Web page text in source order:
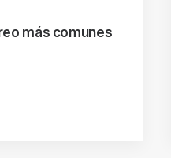
más comunes